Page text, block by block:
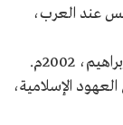
عند العرب،
2002م.
الإسلامية،